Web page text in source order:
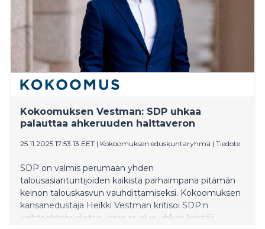
Kokoomuksen Vestman: SDP uhkaa
palauttaa ahkeruuden haittaveron
25.11.2025 17:53:13 EET | Kokoomuksen eduskuntaryhmä | Tiedote
SDP on valmis perumaan yhden
talousasiantuntijoiden kaikista parhaimpana pitämän
keinon talouskasvun vauhdittamiseksi. Kokoomuksen
kansanedustaja Heikki Vestman kritisoi SDP:n
vaihtoehtobudjettia, jossa puolue uhkaa kiristää